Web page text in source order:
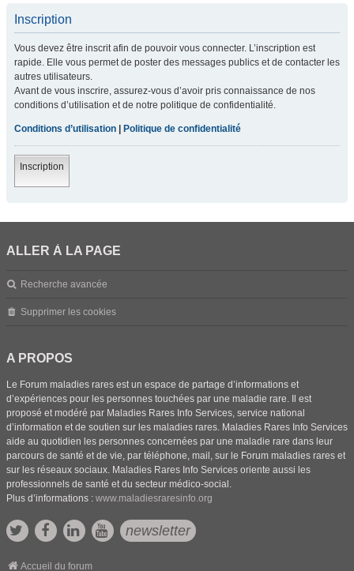
Inscription
Vous devez être inscrit afin de pouvoir vous connecter. L’inscription est
rapide. Elle vous permet de poster des messages publics et de contacter les
autres utilisateurs.
Avant de vous inscrire, assurez-vous d’avoir pris connaissance de nos
conditions d’utilisation et de notre politique de confidentialité.
Conditions d’utilisation Politique de confidentialité
Inscription
ALLER À LA PAGE
Recherche avancée
Supprimer les cookies
A PROPOS
Le Forum maladies rares est un espace de partage d’informations et
d’expériences pour les personnes touchées par une maladie rare. Il est
proposé et modéré par Maladies Rares Info Services, service national
d’information et de soutien sur les maladies rares. Maladies Rares Info Services
aide au quotidien les personnes concernées par une maladie rare dans leur
parcours de santé et de vie, par téléphone, mail, sur le Forum maladies rares et
sur les réseaux sociaux. Maladies Rares Info Services oriente aussi les
professionnels de santé et du secteur médico-social.
Plus d’informations : www.maladiesraresinfo.org
newsletter
Accueil du forum